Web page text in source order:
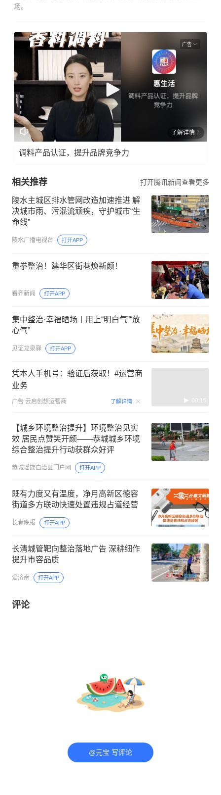
场。
广告
了解详情
调料产品认证，提升品牌竞争力
相关推荐 打开腾讯新闻查看更多
陵水主城区排水管网改造加速推进 解
决城市雨、污混流顽疾，守护城市“生
命线”
陵水广播电视台 打开APP
重拳整治！建华区街巷焕新颜！
看齐新闻 打开APP
集中整治·幸福晒场丨用上“明白气”“放
心气”
见证龙泉驿 打开APP
凭本人手机号：验证后获取！#运营商
业务
广告 云启创想运营商 了解详情 00:15
【城乡环境整治提升】环境整治见实
效 居民点赞笑开颜——恭城城乡环境
综合整治提升行动获群众好评
恭城瑶族自治县门户网 打开APP
既有力度又有温度，净月高新区德容
街道多方联动快速处置违规占道经营
长春晚报 打开APP
长清城管靶向整治落地广告 深耕细作
提升市容品质
爱济南 打开APP
评论
@元宝 写评论